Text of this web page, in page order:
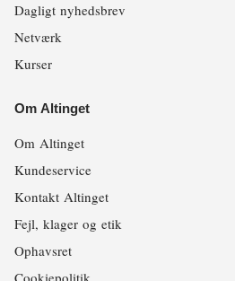
Dagligt nyhedsbrev
Netværk
Kurser
Om Altinget
Om Altinget
Kundeservice
Kontakt Altinget
Fejl, klager og etik
Ophavsret